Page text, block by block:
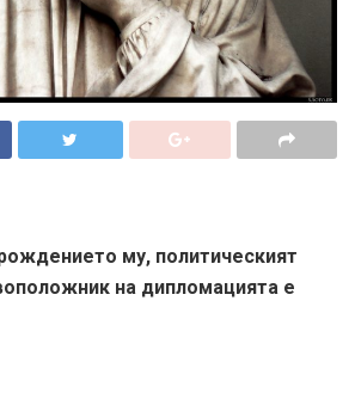
му, политическият
на дипломацията е